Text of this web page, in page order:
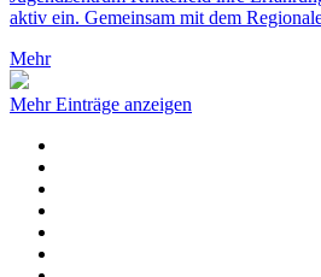
aktiv ein. Gemeinsam mit dem
Mehr
Mehr Einträge anzeigen